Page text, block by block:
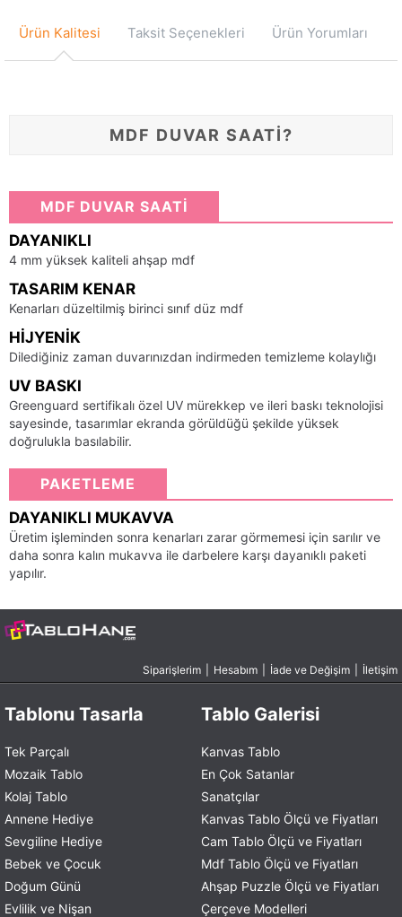
Ürün Kalitesi Taksit Seçenekleri Ürün Yorumları
MDF DUVAR SAATİ?
MDF DUVAR SAATİ
DAYANIKLI
4 mm yüksek kaliteli ahşap mdf
TASARIM KENAR
Kenarları düzeltilmiş birinci sınıf düz mdf
HIJYENIK
Dilediğiniz zaman duvarınızdan indirmeden temizleme kolaylığı
UV BASKI
Greenguard sertifikalı özel UV mürekkep ve ileri baskı teknolojisi
sayesinde, tasarımlar ekranda görüldüğü şekilde yüksek
doğrulukla basılabilir.
PAKETLEME
DAYANIKLI MUKAVVA
Üretim işleminden sonra kenarları zarar görmemesi için sarılır ve
daha sonra kalın mukavva ile darbelere karşı dayanıklı paketi
yapılır.
Siparişlerim Hesabım İade ve Değişim İletişim
Tablonu Tasarla
Tek Parçalı
Mozaik Tablo
Kolaj Tablo
Annene Hediye
Sevgiline Hediye
Bebek ve Çocuk
Doğum Günü
Evlilik ve Nişan
Tablo Galerisi
Kanvas Tablo
En Çok Satanlar
Sanatçılar
Kanvas Tablo Ölçü ve Fiyatları
Cam Tablo Ölçü ve Fiyatları
Mdf Tablo Ölçü ve Fiyatları
Ahşap Puzzle Ölçü ve Fiyatları
Çerçeve Modelleri